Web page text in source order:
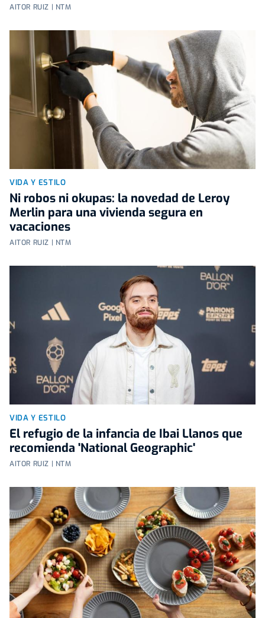
AITOR RUIZ | NTM
VIDA Y ESTILO
Ni robos ni okupas: la novedad de Leroy
Merlin para una vivienda segura en
vacaciones
AITOR RUIZ | NTM
VIDA Y ESTILO
El refugio de la infancia de Ibai Llanos que
recomienda 'National Geographic'
AITOR RUIZ | NTM